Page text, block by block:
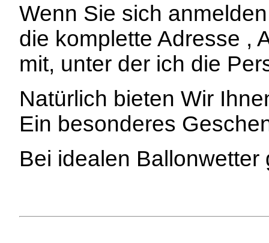
Wenn Sie sich
die komplette Adresse ,
mit, unter der ich die
Natürlich bieten Wir
Ein besonderes
Bei idealen